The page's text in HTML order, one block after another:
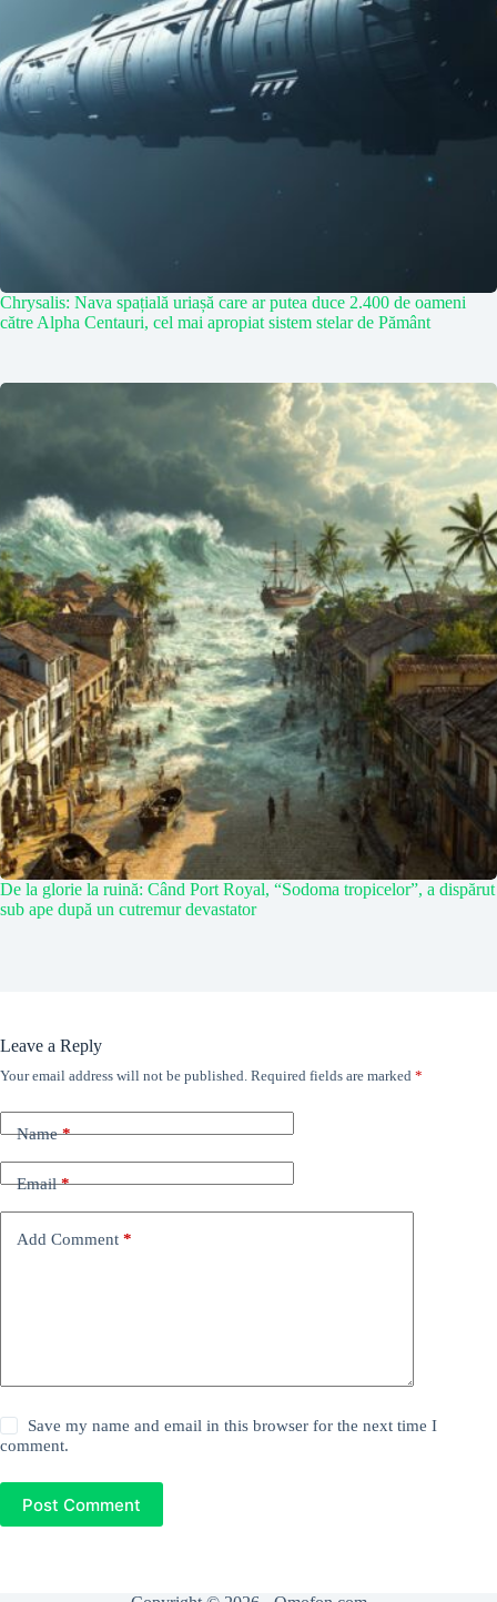
Chrysalis: Nava spațială uriașă care ar putea duce 2.400 de oameni
către Alpha Centauri, cel mai apropiat sistem stelar de Pământ
De la glorie la ruină: Când Port Royal, “Sodoma tropicelor”, a dispărut
sub ape după un cutremur devastator
Leave a Reply
Your email address will not be published. Required fields are marked *
Name*
Email*
Add Comment *
Save my name and email in this browser for the next time I
comment.
Post Comment